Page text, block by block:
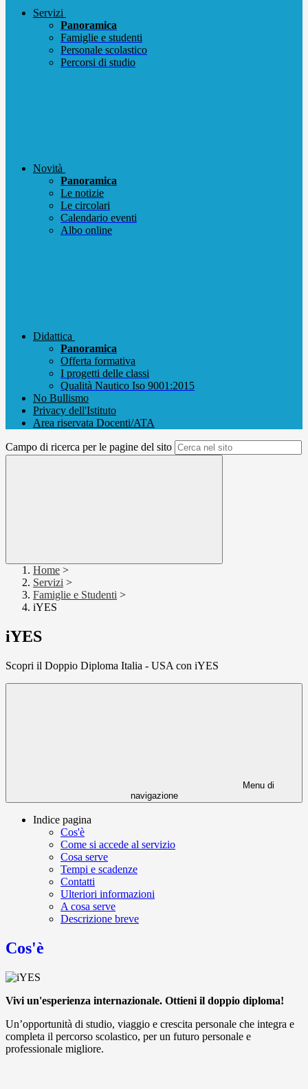
Servizi
Panoramica
Famiglie e studenti
Personale scolastico
Percorsi di studio
Novità
Panoramica
Le notizie
Le circolari
Calendario eventi
Albo online
Didattica
Panoramica
Offerta formativa
I progetti delle classi
Qualità Nautico Iso 9001:2015
No Bullismo
Privacy dell'Istituto
Area riservata Docenti/ATA
Campo di ricerca per le pagine del sito
Home >
Servizi >
Famiglie e Studenti >
iYES
iYES
Scopri il Doppio Diploma Italia - USA con iYES
Menu di
navigazione
Indice pagina
Cos'è
Come si accede al servizio
Cosa serve
Tempi e scadenze
Contatti
Ulteriori informazioni
A cosa serve
Descrizione breve
Cos'è
Vivi un'esperienza internazionale. Ottieni il doppio diploma!
Un’opportunità di studio, viaggio e crescita personale che integra e
completa il percorso scolastico, per un futuro personale e
professionale migliore.